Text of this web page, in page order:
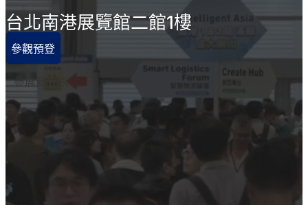
台北南港展覽館二館1樓
參觀預登
參展商列表